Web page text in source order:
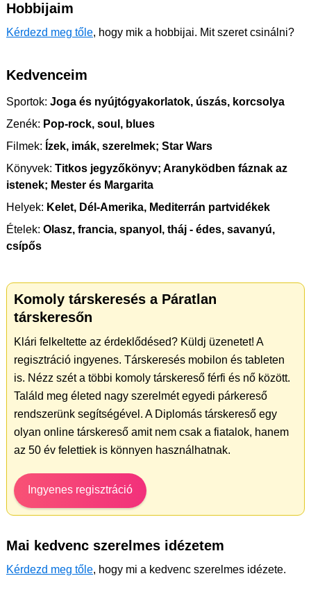
Hobbijaim
Kérdezd meg tőle, hogy mik a hobbijai. Mit szeret csinálni?
Kedvenceim
Sportok: Joga és nyújtógyakorlatok, úszás, korcsolya
Zenék: Pop-rock, soul, blues
Filmek: Ízek, imák, szerelmek; Star Wars
Könyvek: Titkos jegyzőkönyv; Aranyködben fáznak az
istenek; Mester és Margarita
Helyek: Kelet, Dél-Amerika, Mediterrán partvidékek
Ételek: Olasz, francia, spanyol, tháj - édes, savanyú,
csípős
Komoly társkeresés a Páratlan
társkeresőn
Klári felkeltette az érdeklődésed? Küldj üzenetet! A
regisztráció ingyenes. Társkeresés mobilon és tableten
is. Nézz szét a többi komoly társkereső férfi és nő között.
Találd meg életed nagy szerelmét egyedi párkereső
rendszerünk segítségével. A Diplomás társkereső egy
olyan online társkereső amit nem csak a fiatalok, hanem
az 50 év felettiek is könnyen használhatnak.
Ingyenes regisztráció
Mai kedvenc szerelmes idézetem
Kérdezd meg tőle, hogy mi a kedvenc szerelmes idézete.